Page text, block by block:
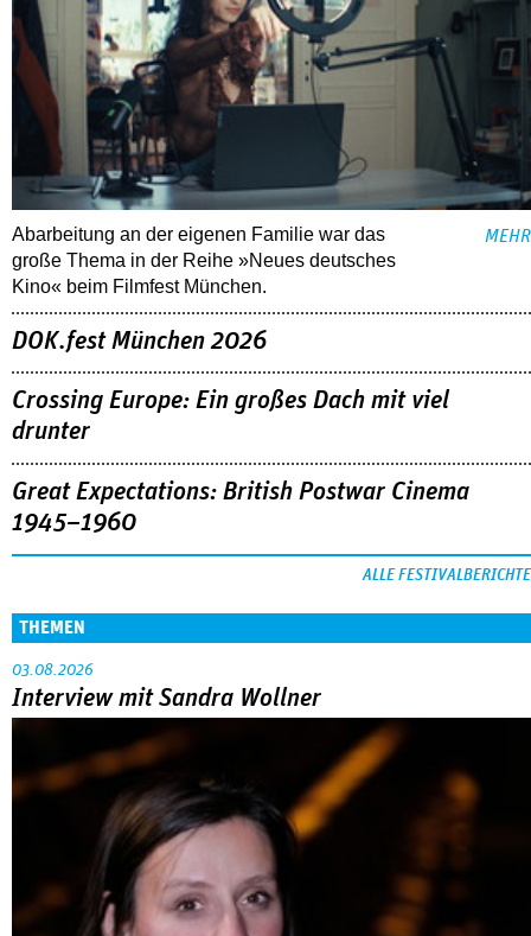
Abarbeitung an der eigenen Familie war das
große Thema in der Reihe »Neues deutsches
Kino« beim Filmfest München.
MEHR
DOK.fest München 2026
Crossing Europe: Ein großes Dach mit viel
drunter
Great Expectations: British Postwar Cinema
1945–1960
ALLE FESTIVALBERICHTE
THEMEN
03.08.2026
Interview mit Sandra Wollner